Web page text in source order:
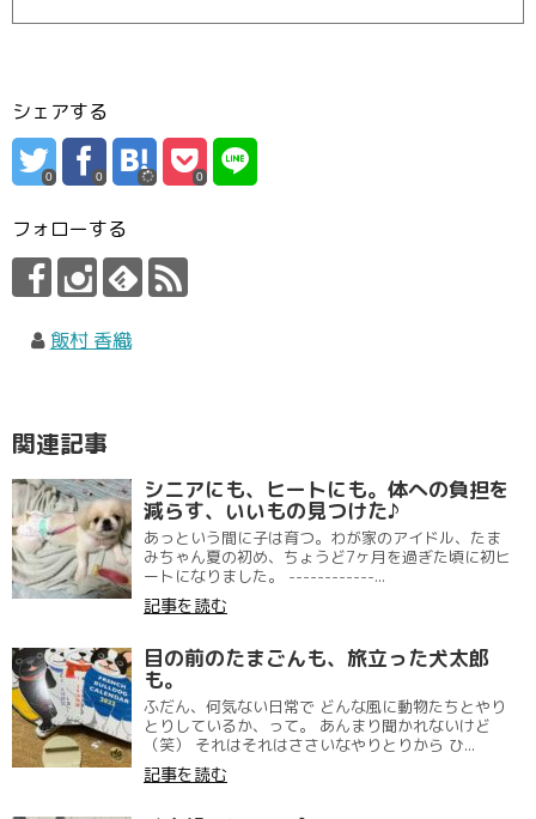
シェアする
0 0 0
フォローする
飯村 香織
関連記事
シニアにも、ヒートにも。体への負担を
減らす、いいもの見つけた♪
あっという間に子は育つ。わが家のアイドル、たま
みちゃん夏の初め、ちょうど7ヶ月を過ぎた頃に初ヒ
ートになりました。 ------------...
記事を読む
目の前のたまごんも、旅立った犬太郎
も。
ふだん、何気ない日常で どんな風に動物たちとやり
とりしているか、って。 あんまり聞かれないけど
（笑） それはそれはささいなやりとりから ひ...
記事を読む